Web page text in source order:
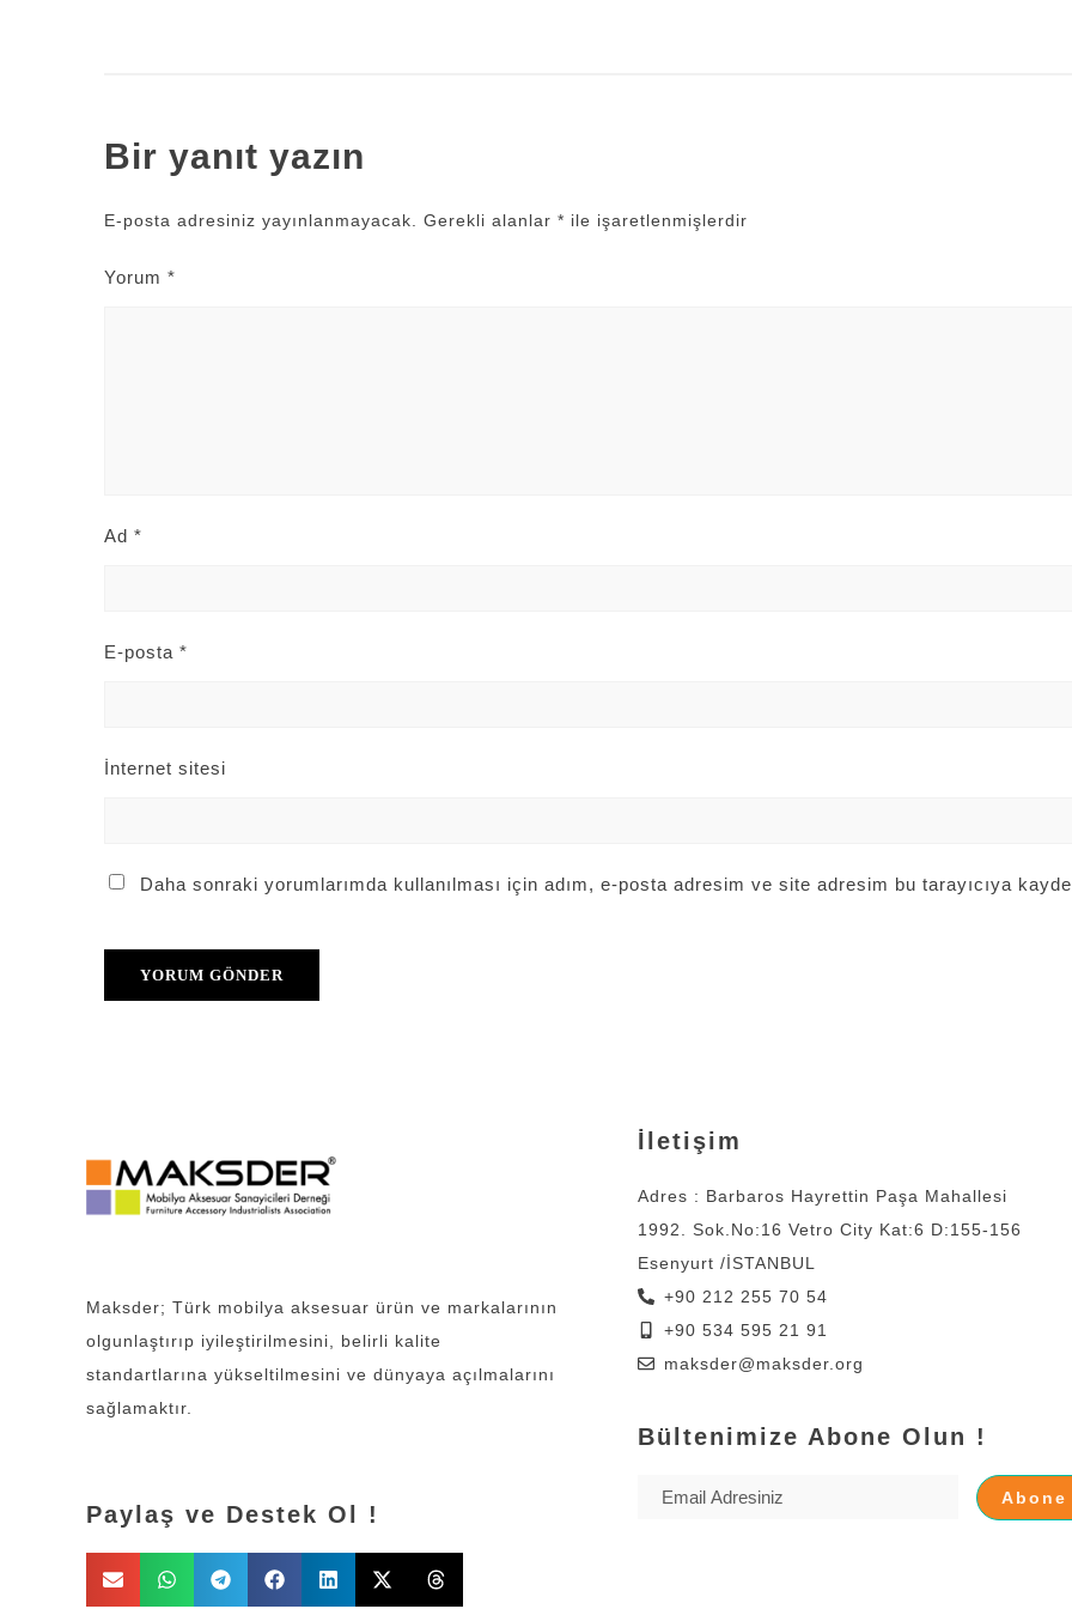
Bir yanıt yazın
E-posta adresiniz yayınlanmayacak. Gerekli alanlar * ile işaretlenmişlerdir
Yorum *
Ad *
E-posta *
İnternet sitesi
Daha sonraki yorumlarımda kullanılması için adım, e-posta adresim ve site adresim bu tarayıcıya
Maksder; Türk mobilya aksesuar ürün ve markalarının
olgunlaştırıp iyileştirilmesini, belirli kalite
standartlarına yükseltilmesini ve dünyaya açılmalarını
sağlamaktır.
Paylaş ve Destek Ol !
İletişim
Adres : Barbaros Hayrettin Paşa Mahallesi
1992. Sok.No:16 Vetro City Kat:6 D:155-156
Esenyurt /İSTANBUL
+90 212 255 70 54
+90 534 595 21 91
maksder@maksder.org
Bültenimize Abone Olun !